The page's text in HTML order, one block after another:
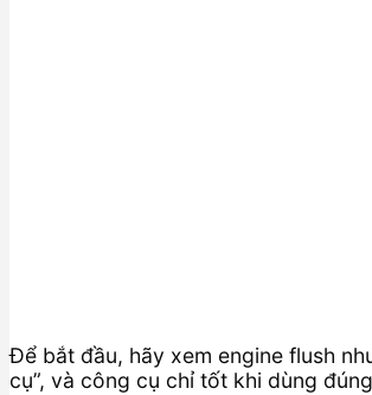
Để bắt đầu, hãy xem engine flush
cụ”, và công cụ chỉ tốt khi dùng